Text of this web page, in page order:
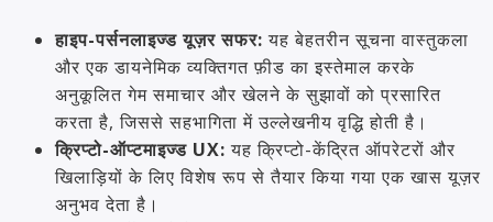
हाइप-पर्सनलाइज्ड यूज़र सफर: यह बेहतरीन सूचना वास्तुकला
और एक डायनेमिक व्यक्तिगत फ़ीड का इस्तेमाल करके
अनुकूलित गेम समाचार और खेलने के सुझावों को प्रसारित
करता है, जिससे सहभागिता में उल्लेखनीय वृद्धि होती है।
क्रिप्टो-ऑप्टमाइज्ड UX: यह क्रिप्टो-केंद्रित ऑपरेटरों और
खिलाड़ियों के लिए विशेष रूप से तैयार किया गया एक खास यूज़र
अनुभव देता है।